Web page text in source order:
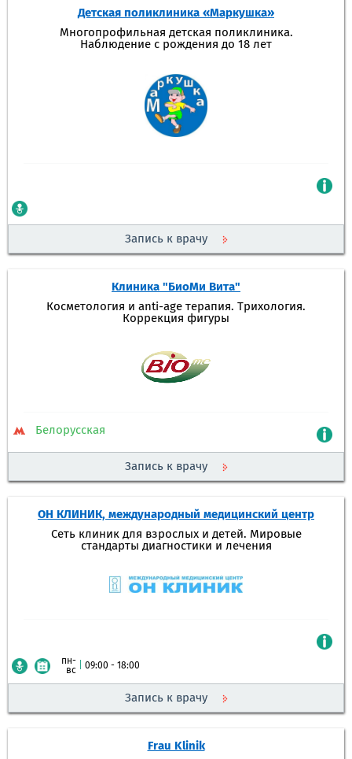
Детская поликлиника «Маркушка»
Многопрофильная детская поликлиника.
Наблюдение с рождения до 18 лет
Запись к врачу
Клиника "БиоМи Вита"
Косметология и anti-age терапия. Трихология.
Коррекция фигуры
Белорусская
Запись к врачу
ОН КЛИНИК, международный медицинский центр
Сеть клиник для взрослых и детей. Мировые
стандарты диагностики и лечения
пн-
вс
09:00 - 18:00
Запись к врачу
Frau Klinik